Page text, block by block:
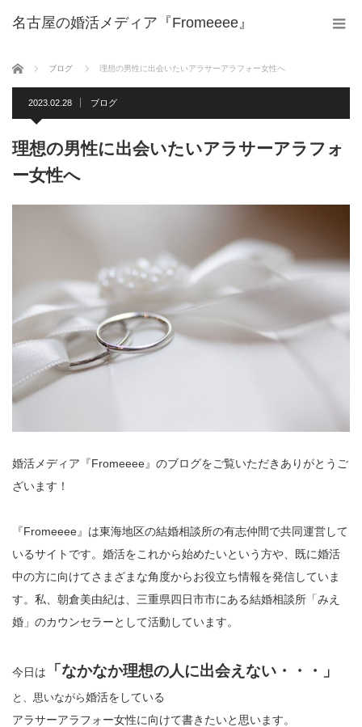
名古屋の婚活メディア『Fromeeee』
ホーム ブログ 理想の男性に出会いたいアラサーアラフォー女性へ
2023.02.28 ブログ
理想の男性に出会いたいアラサーアラフォ
ー女性へ
婚活メディア『Fromeeee』のブログをご覧いただきありがとうご
ざいます！
『Fromeeee』は東海地区の結婚相談所の有志仲間で共同運営して
いるサイトです。婚活をこれから始めたいという方や、既に婚活
中の方に向けてさまざまな角度からお役立ち情報を発信していま
す。私、朝倉美由紀は、三重県四日市市にある結婚相談所「みえ
婚」のカウンセラーとして活動しています。
今日は 「なかなか理想の人に出会えない・・・」
と、思いながら婚活をしている
アラサーアラフォー女性に向けて書きたいと思います。